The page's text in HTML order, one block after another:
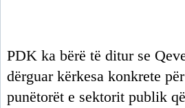
PDK ka bërë të ditur se
dërguar kërkesa konkrete
punëtorët e sektorit publik